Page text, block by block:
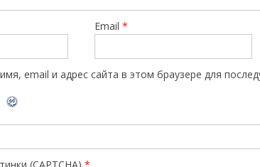
Email*
email и адрес сайта в этом браузере для